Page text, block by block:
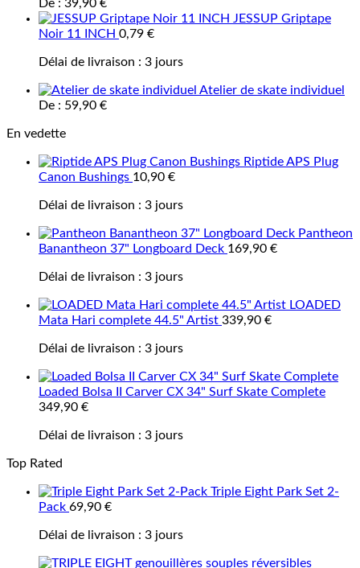
De : 39,90 €
JESSUP Griptape
Noir 11 INCH 0,79 €
Délai de livraison : 3 jours
Atelier de skate individuel
De : 59,90 €
En vedette
Riptide APS Plug
Canon Bushings 10,90 €
Délai de livraison : 3 jours
Pantheon
Banantheon 37" Longboard Deck 169,90 €
Délai de livraison : 3 jours
LOADED
Mata Hari complete 44.5" Artist 339,90 €
Délai de livraison : 3 jours
Loaded Bolsa II Carver CX 34" Surf Skate Complete
349,90 €
Délai de livraison : 3 jours
Top Rated
Triple Eight Park Set 2-
Pack 69,90 €
Délai de livraison : 3 jours